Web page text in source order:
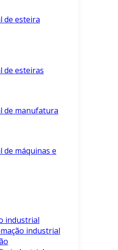
de esteira
de esteiras
de manufatura
máquinas e
industrial
industrial